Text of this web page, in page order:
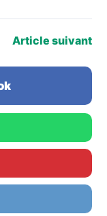
Article suivant